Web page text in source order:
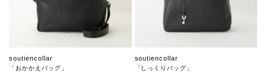
soutiencollar
「おかかえバッグ」
soutiencollar
「しっくりバッグ」